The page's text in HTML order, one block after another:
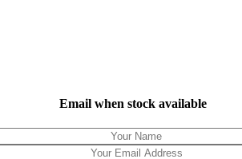
Email when stock available